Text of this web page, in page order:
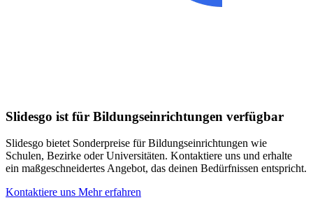
Slidesgo ist für Bildungseinrichtungen verfügbar
Slidesgo bietet Sonderpreise für Bildungseinrichtungen wie
Schulen, Bezirke oder Universitäten. Kontaktiere uns und erhalte
ein maßgeschneidertes Angebot, das deinen Bedürfnissen entspricht.
Kontaktiere uns Mehr erfahren